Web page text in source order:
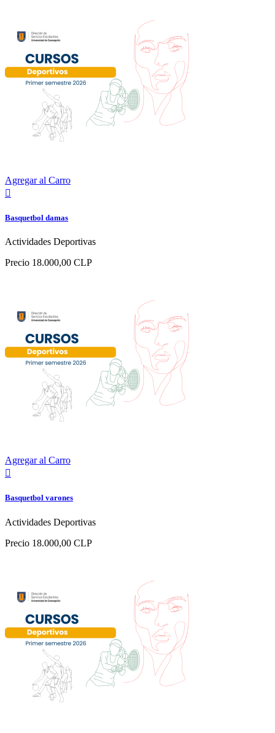
Agregar al Carro

Basquetbol damas
Actividades Deportivas
Precio 18.000,00 CLP
Agregar al Carro

Basquetbol varones
Actividades Deportivas
Precio 18.000,00 CLP